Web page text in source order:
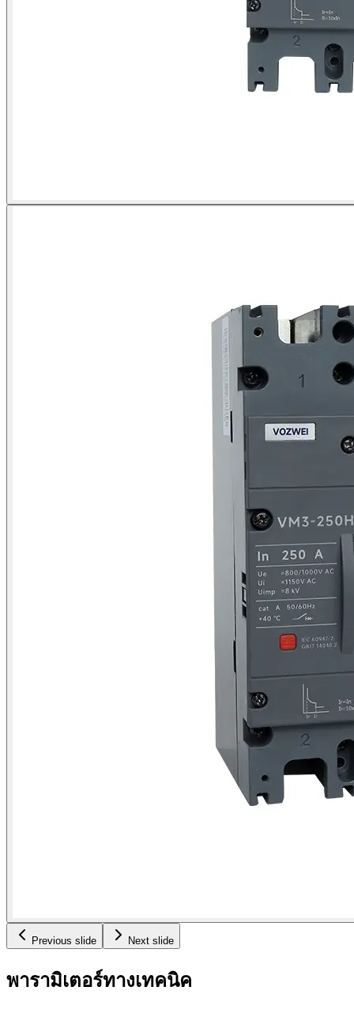
Previous slide Next slide
พารามิเตอร์ทางเทคนิค